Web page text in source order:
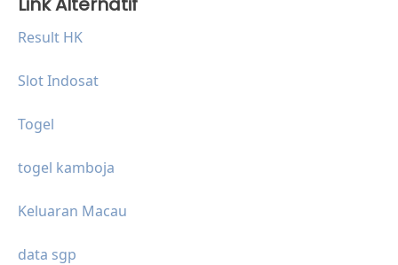
Result HK
Slot Indosat
Togel
togel kamboja
Keluaran Macau
data sgp